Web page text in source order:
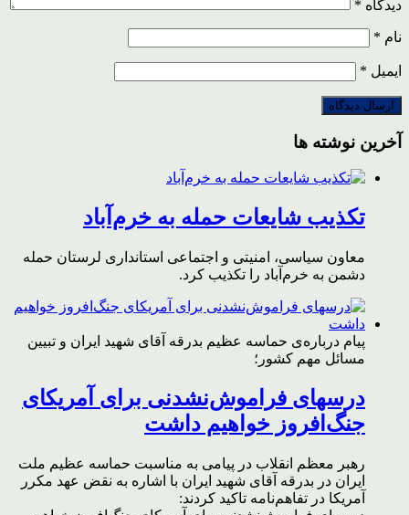
دیدگاه *
نام *
ایمیل *
آخرین نوشته ها
تکذیب شایعات حمله به خرم‌آباد
معاون سیاسی، امنیتی و اجتماعی استانداری لرستان حمله
دشمن به خرم‌آباد را تکذیب کرد.
پیام درباره‌ی حماسه عظیم بدرقه آقای شهید ایران و تبیین
مسائل مهم کشور؛
درسهای فراموش‌نشدنی برای آمریکای
جنگ‌افروز خواهیم داشت
رهبر معظم انقلاب در پیامی به مناسبت حماسه عظیم ملت
ایران در بدرقه آقای شهید ایران با اشاره به نقض عهد مکرر
آمریکا در تفاهم‌نامه تاکید کردند: